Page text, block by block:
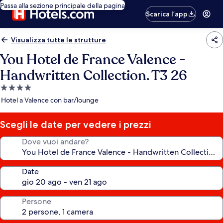
Passa alla sezione principale della pagina
Scarica l’app
Visualizza tutte le strutture
You Hotel de France Valence -
Handwritten Collection. T3 26
Struttura
a
stelle
Hotel a Valence con bar/lounge
Scegli le date per vedere i prezzi
Dove vuoi andare?
Date
Persone